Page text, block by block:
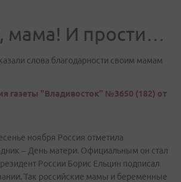
мама! И прости…
слова благодарности своим мамам
газеты "Владивосток" №3650 (182) от
ноября Россия отметила
– День матери. Официальным он стал
России Борис Ельцин подписал
Так российские мамы и беременные